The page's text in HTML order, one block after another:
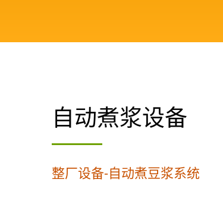
自动煮浆设备
整厂设备-自动煮豆浆系统